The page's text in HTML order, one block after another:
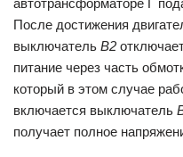
автотрансформаторе Г
После достижения
выключатель В2
питание через часть
который в этом случае
включается выключатель
получает полное